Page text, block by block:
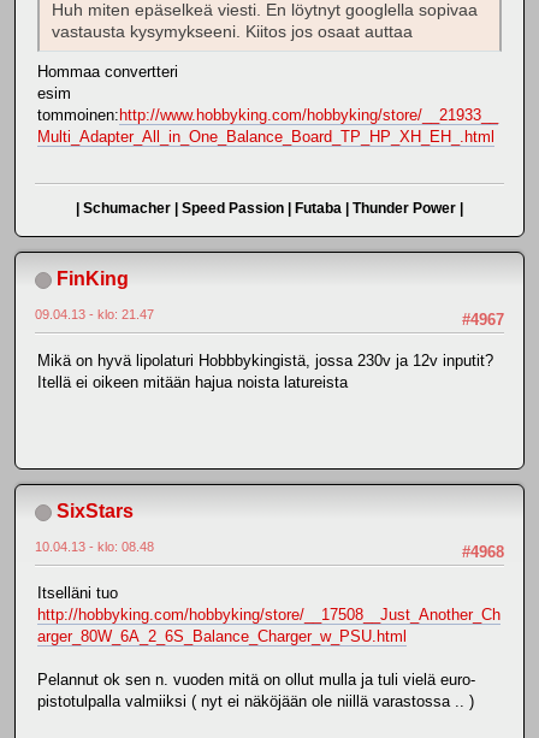
Huh miten epäselkeä viesti. En löytnyt googlella sopivaa
vastausta kysymykseeni. Kiitos jos osaat auttaa
Hommaa convertteri
esim
tommoinen: http://www.hobbyking.com/hobbyking/store/__21933__
Multi_Adapter_All_in_One_Balance_Board_TP_HP_XH_EH_.html
| Schumacher | Speed Passion | Futaba | Thunder Power |
FinKing
#4967
09.04.13 - klo: 21.47
Mikä on hyvä lipolaturi Hobbbykingistä, jossa 230v ja 12v inputit?
Itellä ei oikeen mitään hajua noista latureista
SixStars
#4968
10.04.13 - klo: 08.48
Itselläni tuo
http://hobbyking.com/hobbyking/store/__17508__Just_Another_Ch
arger_80W_6A_2_6S_Balance_Charger_w_PSU.html
Pelannut ok sen n. vuoden mitä on ollut mulla ja tuli vielä euro-
pistotulpalla valmiiksi ( nyt ei näköjään ole niillä varastossa .. )